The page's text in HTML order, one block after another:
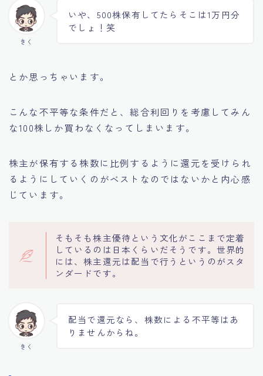
きく
いや、500株保有してたらそこは1万円分
でしょ！笑
とか思っちゃいます。
こんな不平等な条件だと、総合利回りを考慮してみん
な100株しか買わなくなってしまいます。
株主が保有する株数に比例するように還元を受けられ
るようにしていくのがベストなのではないかと内心感
じています。
そもそも株主優待という文化がここまで定着
しているのは日本くらいだそうです。世界的
には、株主還元は配当で行うというのがスタ
ンダードです。
きく
配当で還元なら、株数による不平等はあ
りませんからね。